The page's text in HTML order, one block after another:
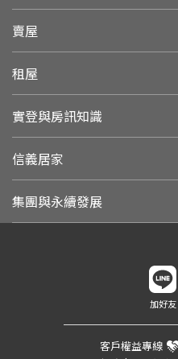
賣屋
租屋
實登與房訊知識
信義居家
集團與永續發展
加好友
客戶權益專線